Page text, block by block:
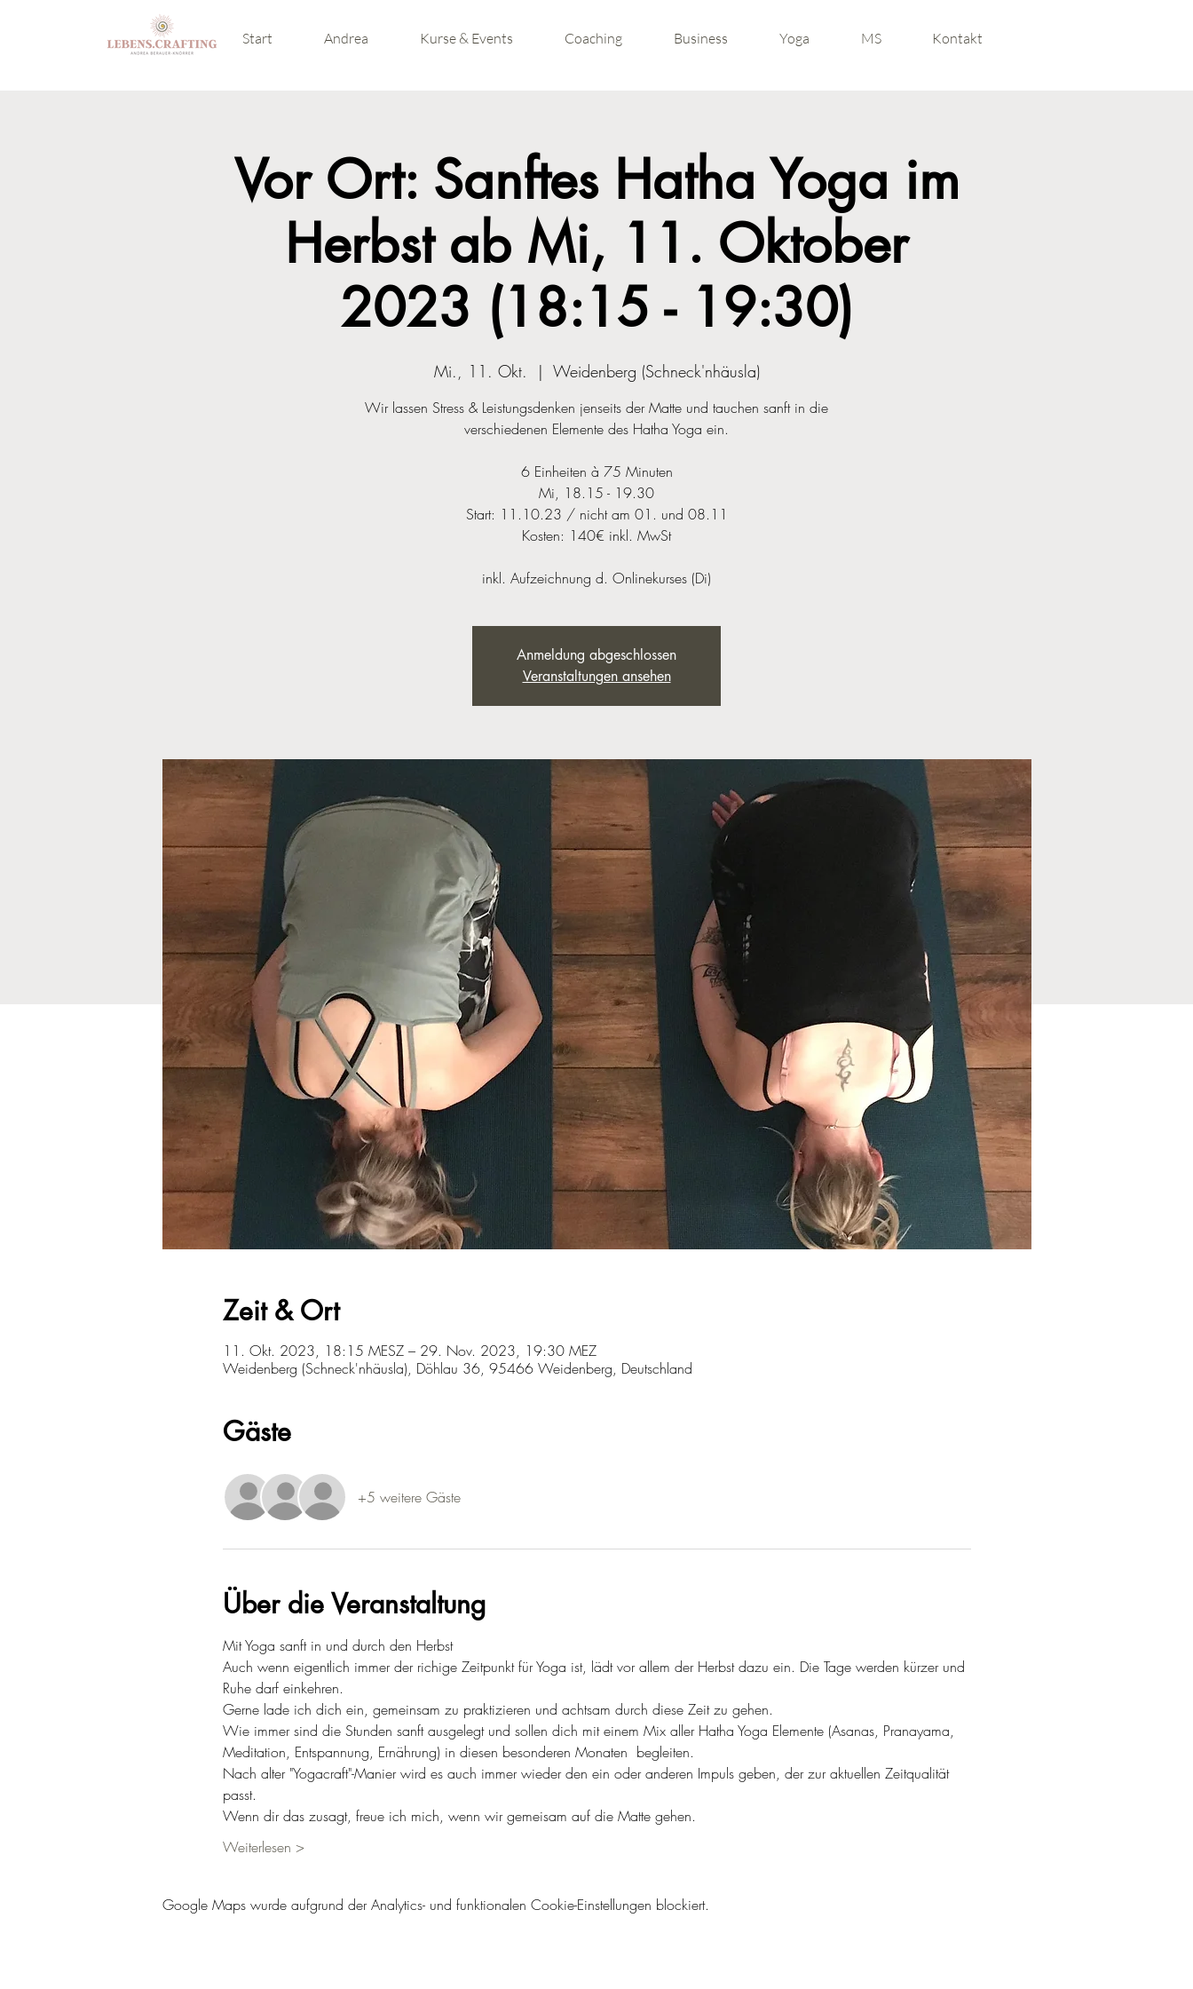
Start Andrea Kurse & Events Coaching Business Yoga MS Kontakt
Vor Ort: Sanftes Hatha Yoga im
Herbst ab Mi, 11. Oktober
2023 (18:15 - 19:30)
Mi., 11. Okt.
  |
Weidenberg (Schneck'nhäusla)
Wir lassen Stress & Leistungsdenken jenseits der Matte und tauchen sanft in die
verschiedenen Elemente des Hatha Yoga ein.
6 Einheiten à 75 Minuten
Mi, 18.15 - 19.30
Start: 11.10.23 / nicht am 01. und 08.11
Kosten: 140€ inkl. MwSt
inkl. Aufzeichnung d. Onlinekurses (Di)
Anmeldung abgeschlossen
Veranstaltungen ansehen
Zeit & Ort
11. Okt. 2023, 18:15 MESZ – 29. Nov. 2023, 19:30 MEZ
Weidenberg (Schneck'nhäusla), Döhlau 36, 95466 Weidenberg, Deutschland
Gäste
+5 weitere Gäste
Über die Veranstaltung
Mit Yoga sanft in und durch den Herbst
Auch wenn eigentlich immer der richige Zeitpunkt für Yoga ist, lädt vor allem der Herbst dazu ein. Die Tage werden kürzer und
Ruhe darf einkehren.
Gerne lade ich dich ein, gemeinsam zu praktizieren und achtsam durch diese Zeit zu gehen.
Wie immer sind die Stunden sanft ausgelegt und sollen dich mit einem Mix aller Hatha Yoga Elemente (Asanas, Pranayama,
Meditation, Entspannung, Ernährung) in diesen besonderen Monaten  begleiten.
Nach alter "Yogacraft"-Manier wird es auch immer wieder den ein oder anderen Impuls geben, der zur aktuellen Zeitqualität
passt.
Wenn dir das zusagt, freue ich mich, wenn wir gemeisam auf die Matte gehen.
Weiterlesen >
Google Maps wurde aufgrund der Analytics- und funktionalen Cookie-Einstellungen blockiert.